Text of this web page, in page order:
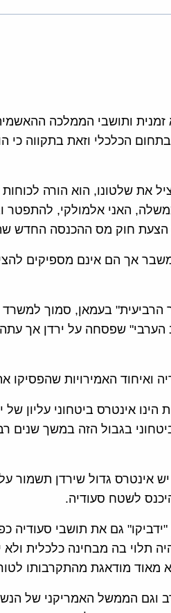
ותושבי הממלכה
הכלכלי וזאת בתקווה כי
את שלטונו, הוא הורה
האני אלמולקי,
חוק מס ההכנסה החדש
אך הם אינם מספיקים
הרביעית" בעמאן, סמוך
שפסחה על ירדן אך
ואיחוד האמירויות שהפסיקו
אינטרס ביטחוני עליון
בגבול הזה במשך שנים
אינטרס גדול שירדן תשמור
לשטח סעודיה.
גם את תושבי סעודיה
תלוי בה מבחינה כלכלית ולא
מאוד מודאגת מהתקרבותו
וגם הממשל האמריקני של